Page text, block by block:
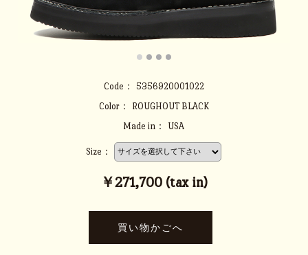
Code：
5356920001022
Color：
ROUGHOUT BLACK
Made in：
USA
Size：
￥271,700 (tax in)